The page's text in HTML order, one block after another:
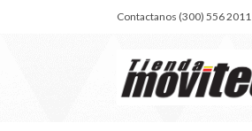
Contactanos (300) 556 2011